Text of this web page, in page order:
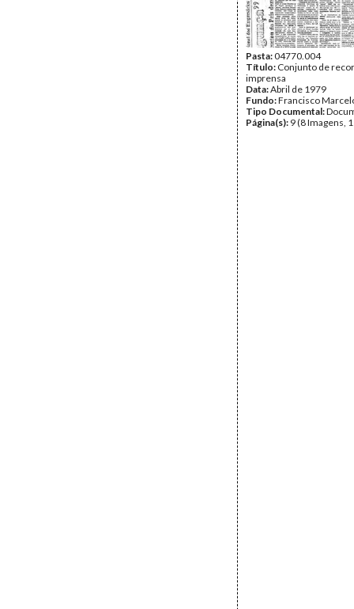
Pasta:04770.004
Título: Conjunto de
imprensa
Data:Abril de 1979
Fundo:Francisco
Tipo Documental:
Página(s): 9 (8 Imagens,